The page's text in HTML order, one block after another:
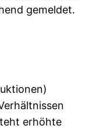
gemeldet.
erhöhte